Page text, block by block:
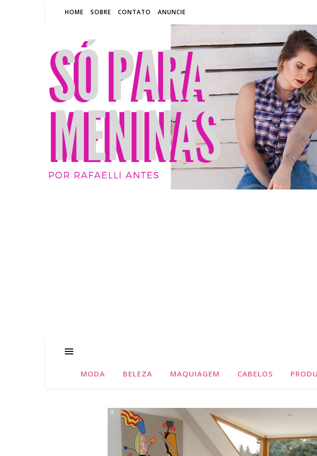
HOME SOBRE CONTATO ANUNCIE
SÓ
BLOG
MODA BELEZA MAQUIAGEM CABELOS